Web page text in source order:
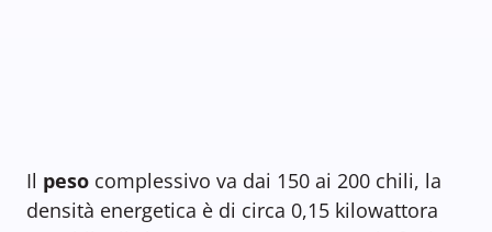
Il peso complessivo va dai 150 ai 200 chili, la
densità energetica è di circa 0,15 kilowattora